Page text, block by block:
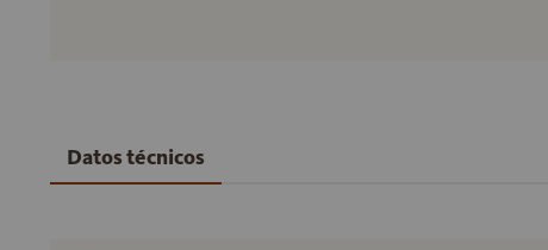
Datos técnicos